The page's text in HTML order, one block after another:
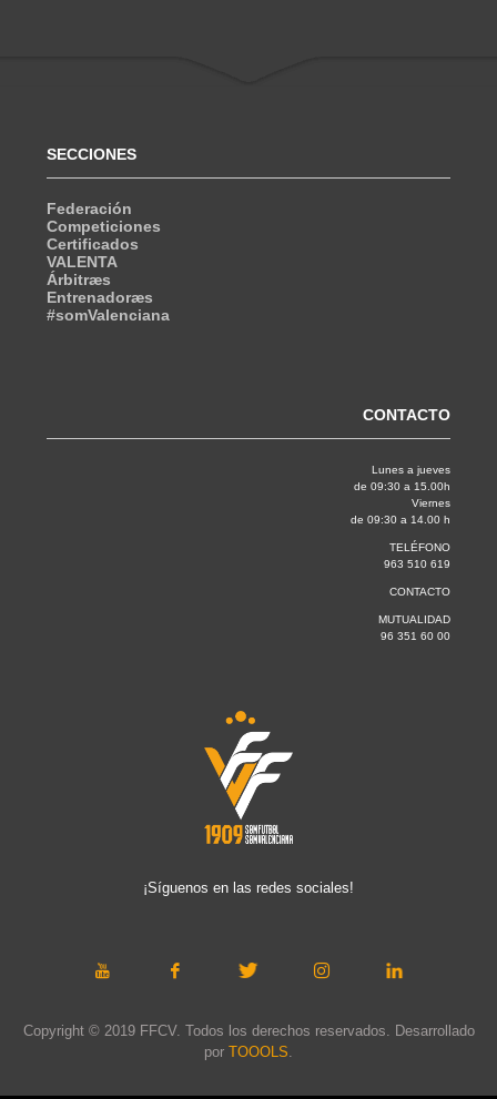
SECCIONES
Federación
Competiciones
Certificados
VALENTA
Árbitræs
Entrenadoræs
#somValenciana
CONTACTO
Lunes a jueves
de 09:30 a 15.00h
Viernes
de 09:30 a 14.00 h
TELÉFONO
963 510 619
CONTACTO
MUTUALIDAD
96 351 60 00
¡Síguenos en las redes sociales!
Copyright © 2019 FFCV. Todos los derechos reservados. Desarrollado
por TOOOLS